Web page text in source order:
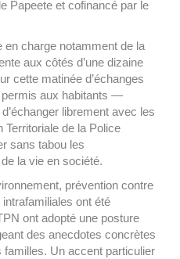
Papeete et cofinancé par le
en charge notamment de la
aux côtés d’une dizaine
cette matinée d’échanges
permis aux habitants —
librement avec les
Territoriale de la Police
sans tabou les
la vie en société.
prévention contre
ont été
ont adopté une posture
des anecdotes concrètes
Un accent particulier